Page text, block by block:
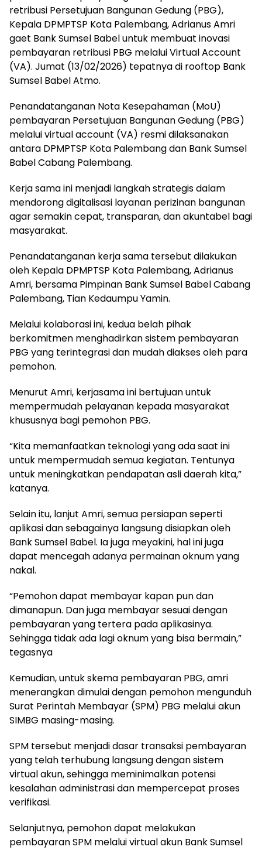
retribusi Persetujuan Bangunan Gedung (PBG),
Kepala DPMPTSP Kota Palembang, Adrianus Amri
gaet Bank Sumsel Babel untuk membuat inovasi
pembayaran retribusi PBG melalui Virtual Account
(VA). Jumat (13/02/2026) tepatnya di rooftop Bank
Sumsel Babel Atmo.
Penandatanganan Nota Kesepahaman (MoU)
pembayaran Persetujuan Bangunan Gedung (PBG)
melalui virtual account (VA) resmi dilaksanakan
antara DPMPTSP Kota Palembang dan Bank Sumsel
Babel Cabang Palembang.
Kerja sama ini menjadi langkah strategis dalam
mendorong digitalisasi layanan perizinan bangunan
agar semakin cepat, transparan, dan akuntabel bagi
masyarakat.
Penandatanganan kerja sama tersebut dilakukan
oleh Kepala DPMPTSP Kota Palembang, Adrianus
Amri, bersama Pimpinan Bank Sumsel Babel Cabang
Palembang, Tian Kedaumpu Yamin.
Melalui kolaborasi ini, kedua belah pihak
berkomitmen menghadirkan sistem pembayaran
PBG yang terintegrasi dan mudah diakses oleh para
pemohon.
Menurut Amri, kerjasama ini bertujuan untuk
mempermudah pelayanan kepada masyarakat
khususnya bagi pemohon PBG.
“Kita memanfaatkan teknologi yang ada saat ini
untuk mempermudah semua kegiatan. Tentunya
untuk meningkatkan pendapatan asli daerah kita,”
katanya.
Selain itu, lanjut Amri, semua persiapan seperti
aplikasi dan sebagainya langsung disiapkan oleh
Bank Sumsel Babel. Ia juga meyakini, hal ini juga
dapat mencegah adanya permainan oknum yang
nakal.
“Pemohon dapat membayar kapan pun dan
dimanapun. Dan juga membayar sesuai dengan
pembayaran yang tertera pada aplikasinya.
Sehingga tidak ada lagi oknum yang bisa bermain,”
tegasnya
Kemudian, untuk skema pembayaran PBG, amri
menerangkan dimulai dengan pemohon mengunduh
Surat Perintah Membayar (SPM) PBG melalui akun
SIMBG masing-masing.
SPM tersebut menjadi dasar transaksi pembayaran
yang telah terhubung langsung dengan sistem
virtual akun, sehingga meminimalkan potensi
kesalahan administrasi dan mempercepat proses
verifikasi.
Selanjutnya, pemohon dapat melakukan
pembayaran SPM melalui virtual akun Bank Sumsel